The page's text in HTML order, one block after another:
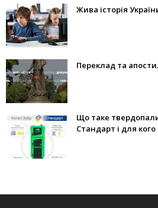
Жива історія
Переклад та
Що таке
Стандарт і для